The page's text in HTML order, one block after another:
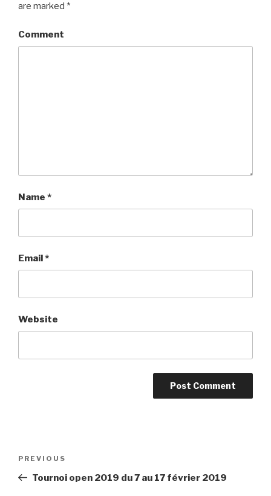
are marked *
Comment
Name *
Email*
Website
Previous
Post
PREVIOUS
Tournoi open 2019 du 7 au 17 février 2019